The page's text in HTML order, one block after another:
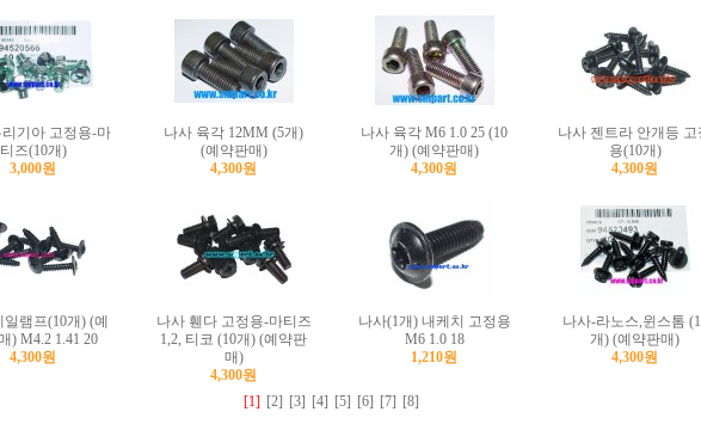
기아 고정용-마
티즈(10개)
3,000원
나사 육각 12MM (5개)
(예약판매)
4,300원
나사 육각 M6 1.0 25 (10
개) (예약판매)
4,300원
나사 젠트라 안개등 고
용(10개)
4,300원
일램프(10개) (예
) M4.2 1.41 20
4,300원
나사 휀다 고정용-마티즈
1,2, 티코 (10개) (예약판
매)
4,300원
나사(1개) 내케치 고정용
M6 1.0 18
1,210원
나사-라노스,윈스톰
개) (예약판매)
4,300원
[1] [2] [3] [4] [5] [6] [7] [8]